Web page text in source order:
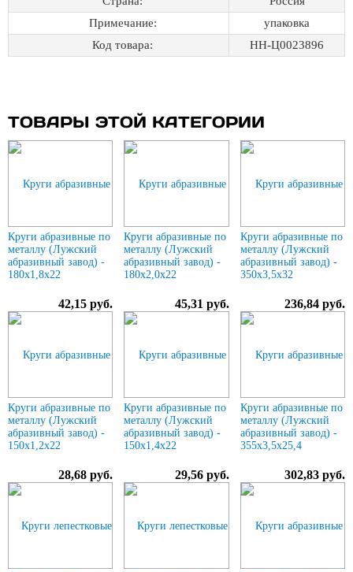
Примечание:
упаковка
Код товара:
НН-Ц0023896
ТОВАРЫ ЭТОЙ КАТЕГОРИИ
Круги абразивные по
металлу (Лужский
абразивный завод) -
180х1,8х22
42,15 руб.
Круги абразивные по
металлу (Лужский
абразивный завод) -
180х2,0х22
45,31 руб.
Круги абразивные по
металлу (Лужский
абразивный завод) -
350х3,5х32
236,84 руб.
Круги абразивные по
металлу (Лужский
абразивный завод) -
150х1,2х22
28,68 руб.
Круги абразивные по
металлу (Лужский
абразивный завод) -
150х1,4х22
29,56 руб.
Круги абразивные по
металлу (Лужский
абразивный завод) -
355х3,5х25,4
302,83 руб.